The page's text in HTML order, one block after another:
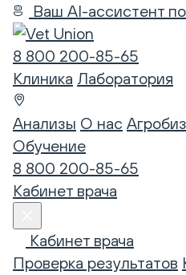
Ваш AI-ассистент
8 800 200-85-65
Клиника Лаборатория
Анализы О нас
Обучение
8 800 200-85-65
Кабинет врача
Кабинет врача
Проверка результатов